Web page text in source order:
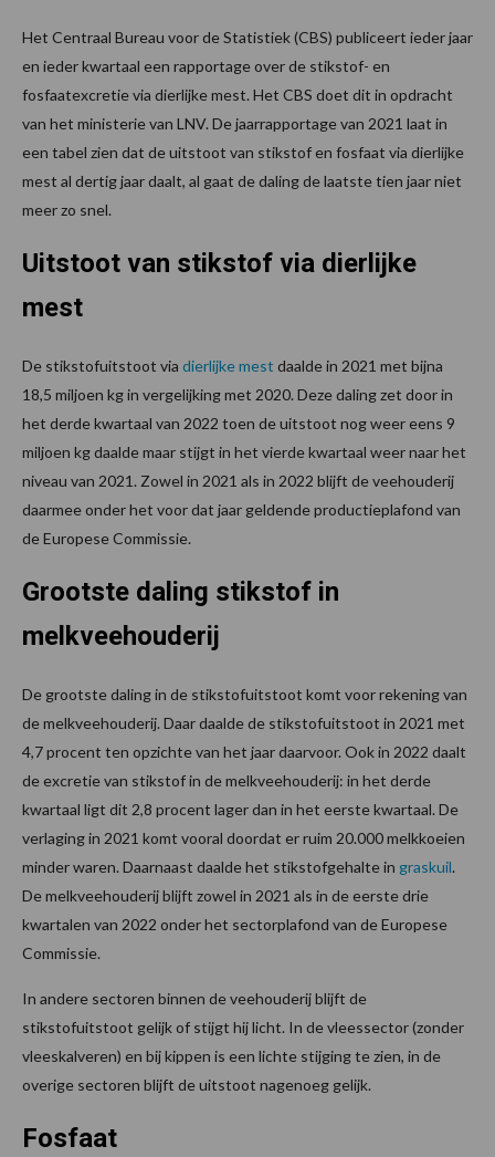
Het Centraal Bureau voor de Statistiek (CBS) publiceert ieder jaar
en ieder kwartaal een rapportage over de stikstof- en
fosfaatexcretie via dierlijke mest. Het CBS doet dit in opdracht
van het ministerie van LNV. De jaarrapportage van 2021 laat in
een tabel zien dat de uitstoot van stikstof en fosfaat via dierlijke
mest al dertig jaar daalt, al gaat de daling de laatste tien jaar niet
meer zo snel.
Uitstoot van stikstof via dierlijke
mest
De stikstofuitstoot via dierlijke mest daalde in 2021 met bijna
18,5 miljoen kg in vergelijking met 2020. Deze daling zet door in
het derde kwartaal van 2022 toen de uitstoot nog weer eens 9
miljoen kg daalde maar stijgt in het vierde kwartaal weer naar het
niveau van 2021. Zowel in 2021 als in 2022 blijft de veehouderij
daarmee onder het voor dat jaar geldende productieplafond van
de Europese Commissie.
Grootste daling stikstof in
melkveehouderij
De grootste daling in de stikstofuitstoot komt voor rekening van
de melkveehouderij. Daar daalde de stikstofuitstoot in 2021 met
4,7 procent ten opzichte van het jaar daarvoor. Ook in 2022 daalt
de excretie van stikstof in de melkveehouderij: in het derde
kwartaal ligt dit 2,8 procent lager dan in het eerste kwartaal. De
verlaging in 2021 komt vooral doordat er ruim 20.000 melkkoeien
minder waren. Daarnaast daalde het stikstofgehalte in graskuil.
De melkveehouderij blijft zowel in 2021 als in de eerste drie
kwartalen van 2022 onder het sectorplafond van de Europese
Commissie.
In andere sectoren binnen de veehouderij blijft de
stikstofuitstoot gelijk of stijgt hij licht. In de vleessector (zonder
vleeskalveren) en bij kippen is een lichte stijging te zien, in de
overige sectoren blijft de uitstoot nagenoeg gelijk.
Fosfaat